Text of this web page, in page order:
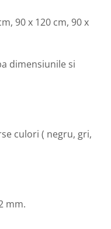
90 x 120 cm, 90 x
dimensiunile si
culori ( negru, gri,
mm.